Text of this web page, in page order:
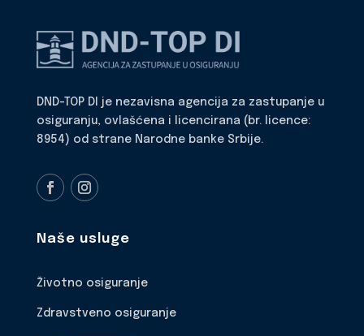
DND-TOP DI je nezavisna agencija za zastupanje u
osiguranju, ovlašćena i licencirana (br. licence:
8954) od strane Narodne banke Srbije.
Naše usluge
Životno osiguranje
Zdravstveno osiguranje